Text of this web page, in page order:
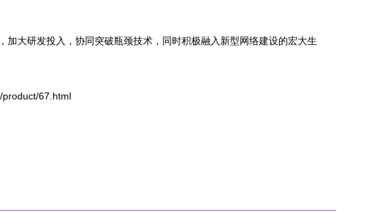
大研发投入，协同突破瓶颈技术，同时积极融入新型网络建设的宏大生
product/67.html